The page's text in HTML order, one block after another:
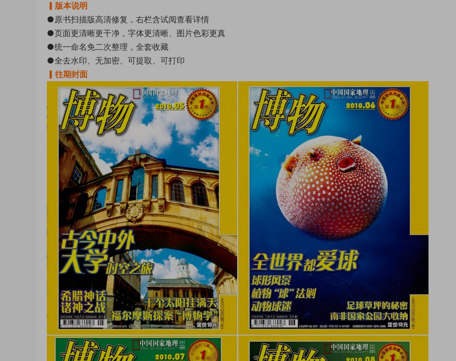
▎版本说明
●原书扫描版高清修复，右栏含试阅查看详情
●页面更清晰更干净，字体更清晰、图片色彩更真
●统一命名免二次整理，全套收藏
●全去水印、无加密、可提取、可打印
▎往期封面